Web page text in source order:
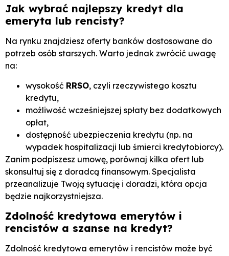
Jak wybrać najlepszy kredyt dla
emeryta lub rencisty?
Na rynku znajdziesz oferty banków dostosowane do
potrzeb osób starszych. Warto jednak zwrócić uwagę
na:
wysokość RRSO, czyli rzeczywistego kosztu
kredytu,
możliwość wcześniejszej spłaty bez dodatkowych
opłat,
dostępność ubezpieczenia kredytu (np. na
wypadek hospitalizacji lub śmierci kredytobiorcy).
Zanim podpiszesz umowę, porównaj kilka ofert lub
skonsultuj się z doradcą finansowym. Specjalista
przeanalizuje Twoją sytuację i doradzi, która opcja
będzie najkorzystniejsza.
Zdolność kredytowa emerytów i
rencistów a szanse na kredyt?
Zdolność kredytowa emerytów i rencistów może być